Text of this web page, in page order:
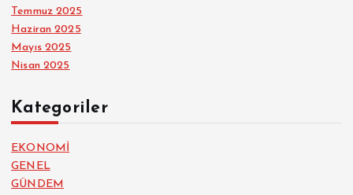
Temmuz 2025
Haziran 2025
Mayıs 2025
Nisan 2025
Kategoriler
EKONOMİ
GENEL
GÜNDEM